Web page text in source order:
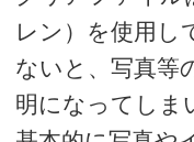
透けにくくしたい場
通常のカラーインキは
何色を印刷しても中が
ます。白打ち用の白イ
ですので、中に入れる